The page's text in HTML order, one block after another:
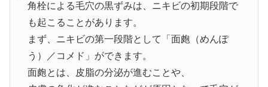
角栓による毛穴の黒ずみは、ニキビの初期段階で
も起こることがあります。
まず、ニキビの第一段階として「面皰（めんぽ
う）／コメド」ができます。
面皰とは、皮脂の分泌が進むことや、